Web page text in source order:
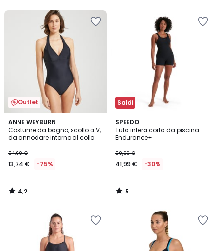
Outlet
ANNE WEYBURN
Costume da bagno, scollo a V,
da annodare intorno al collo
54,99 €
13,74 € -75%
4,2
/ 5
4,2
/
Saldi
SPEEDO
Tuta intera corta da piscina
Endurance+
59,99 €
41,99 € -30%
5
/
5
5
/